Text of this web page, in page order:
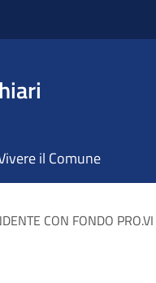
il Comune
CON FONDO PRO.VI